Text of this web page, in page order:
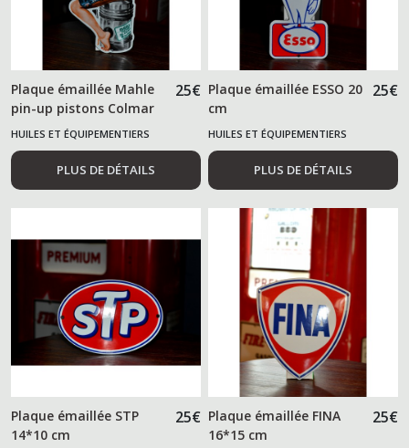
Plaque émaillée Mahle
pin-up pistons Colmar
25€
HUILES ET ÉQUIPEMENTIERS
AUTOMOBILES
PLUS DE DÉTAILS
Plaque émaillée ESSO 20
cm
25€
HUILES ET ÉQUIPEMENTIERS
AUTOMOBILES
PLUS DE DÉTAILS
Plaque émaillée STP
14*10 cm
25€ Plaque émaillée FINA
16*15 cm
25€